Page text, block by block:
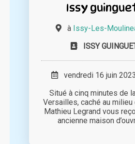
Issy
à Issy-Les-
ISSY
vendredi 16 juin
Situé à cinq minutes de
Versailles, caché au
Mathieu Legrand vous
ancienne maison